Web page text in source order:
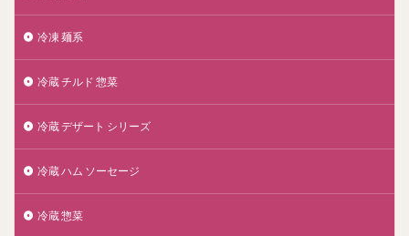
冷凍 麺系
冷蔵 チルド 惣菜
冷蔵 デザート シリーズ
冷蔵 ハム ソーセージ
冷蔵 惣菜